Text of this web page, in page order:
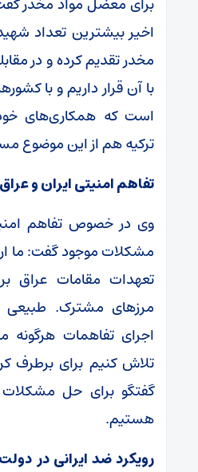
اخیر بیشترین تعداد شهید
مخدر تقدیم کرده و در
با آن قرار داریم و با
است که همکاری‌های
ترکیه هم از این موضوع
تفاهم امنیتی ایران و
وی در خصوص تفاهم
مشکلات موجود گفت: ما
تعهدات مقامات عراق
مرز‌های مشترک.
اجرای تفاهمات هرگونه
تلاش کنیم برای برطرف
گفتگو برای حل مشکلات
هستیم.
رویکرد ضد ایرانی در